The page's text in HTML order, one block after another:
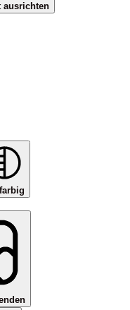
ausrichten